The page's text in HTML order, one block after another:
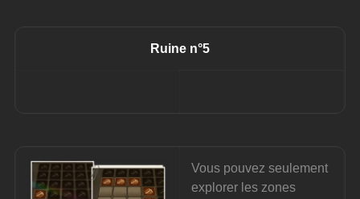
Ruine n°5
Vous pouvez seulement
explorer les zones